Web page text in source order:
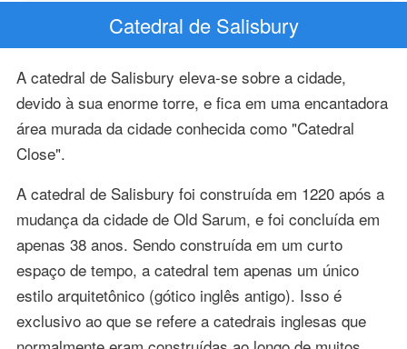
Catedral de Salisbury
A catedral de Salisbury eleva-se sobre a cidade,
devido à sua enorme torre, e fica em uma encantadora
área murada da cidade conhecida como "Catedral
Close".
A catedral de Salisbury foi construída em 1220 após a
mudança da cidade de Old Sarum, e foi concluída em
apenas 38 anos. Sendo construída em um curto
espaço de tempo, a catedral tem apenas um único
estilo arquitetônico (gótico inglês antigo). Isso é
exclusivo ao que se refere a catedrais inglesas que